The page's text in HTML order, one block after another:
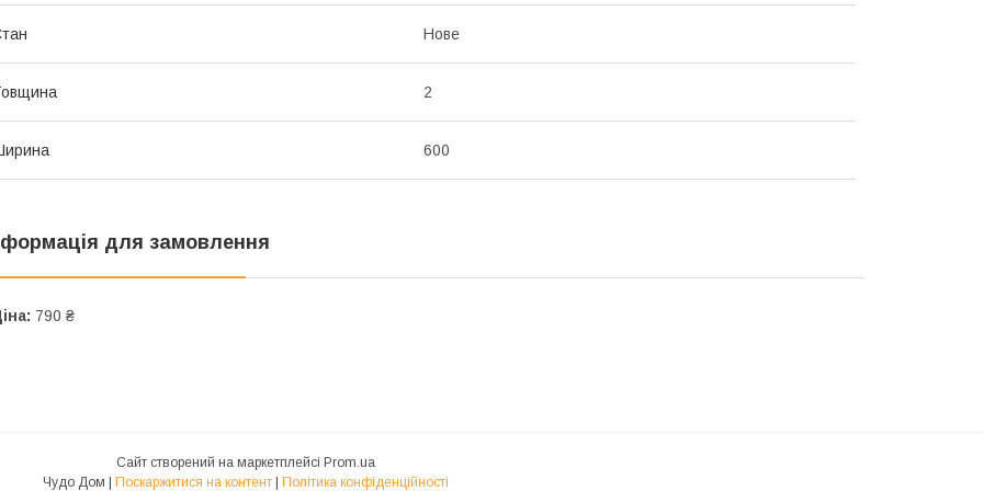
Нове
2
600
для замовлення
790 ₴
Сайт створений на маркетплейсі Prom.ua
Поскаржитися на контент Політика конфіденційності